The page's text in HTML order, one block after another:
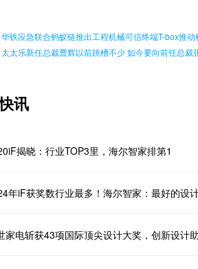
华铁应急联合蚂蚁链推出工程机械可信终端T-box推
太乐新任总裁曹辉以前跳槽不少 如今要向前任总裁
讯
揭晓：行业TOP3里，海尔智家排第1
年iF获奖数行业最多！海尔智家：最好的设
家电斩获43项国际顶尖设计大奖，创新设计